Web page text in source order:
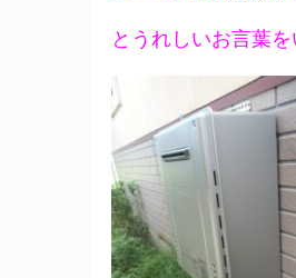
とうれしいお言葉